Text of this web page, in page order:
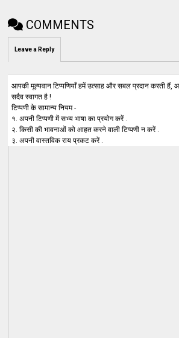
COMMENTS
Leave a Reply
आपकी मूल्यवान टिप्पणियाँ हमें उत्साह और सबल प्रदान करती हैं,
सदैव स्वागत है !
टिप्पणी के सामान्य नियम -
१. अपनी टिप्पणी में सभ्य भाषा का प्रयोग करें .
२. किसी की भावनाओं को आहत करने वाली टिप्पणी न करें .
३. अपनी वास्तविक राय प्रकट करें .